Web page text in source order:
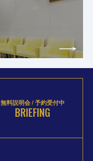
無料説明会 / 予約受付中
BRIEFING